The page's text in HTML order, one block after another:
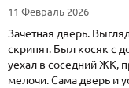
11 Февраль 2026
Зачетная дверь.
скрипят. Был косяк с
уехал в соседний ЖК,
мелочи. Сама дверь и